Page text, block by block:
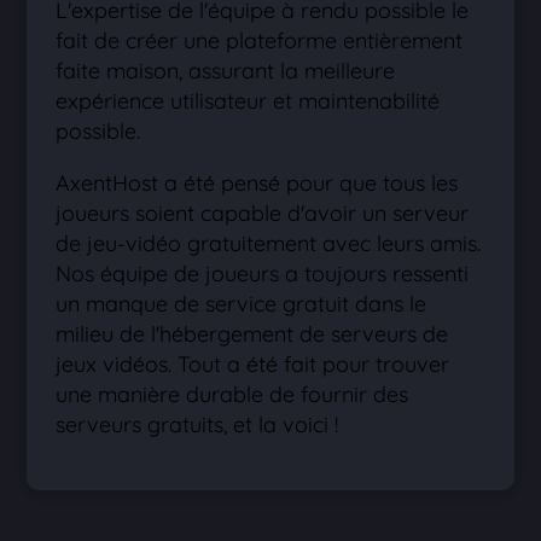
L'expertise de l'équipe à rendu possible le
fait de créer une plateforme entièrement
faite maison, assurant la meilleure
expérience utilisateur et maintenabilité
possible.
AxentHost a été pensé pour que tous les
joueurs soient capable d'avoir un serveur
de jeu-vidéo gratuitement avec leurs amis.
Nos équipe de joueurs a toujours ressenti
un manque de service gratuit dans le
milieu de l'hébergement de serveurs de
jeux vidéos. Tout a été fait pour trouver
une manière durable de fournir des
serveurs gratuits, et la voici !